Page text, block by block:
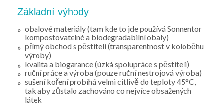
Základní výhody
obalové materiály (tam kde to jde používá Sonnentor
kompostovatelné a biodegradabilní obaly)
přímý obchod s pěstiteli (transparentnost v koloběhu
výroby)
kvalita a biogarance (úzká spolupráce s pěstiteli)
ruční práce a výroba (pouze ruční nestrojová výroba)
sušení koření probíhá velmi citlivě do teploty 45°C,
tak aby zůstalo zachováno co nejvíce obsažených
látek